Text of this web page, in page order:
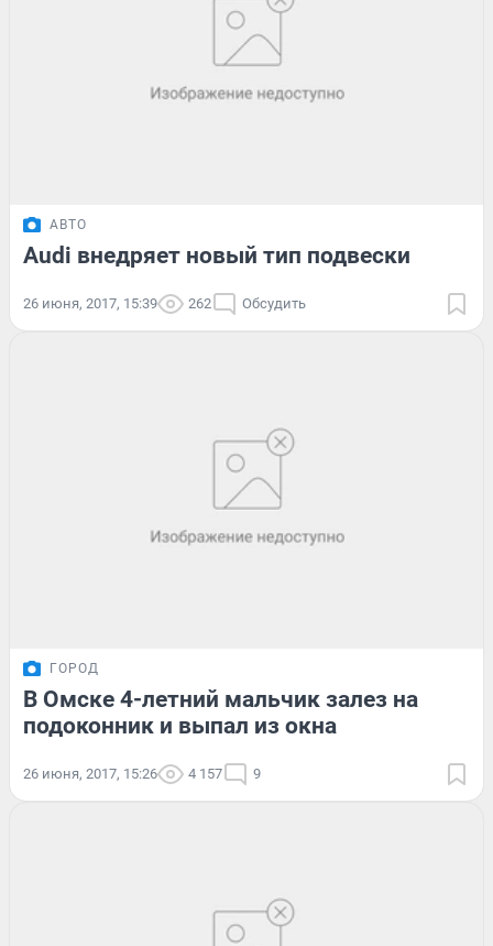
АВТО
Audi внедряет новый тип подвески
26 июня, 2017, 15:39 262 Обсудить
ГОРОД
В Омске 4-летний мальчик залез на
подоконник и выпал из окна
26 июня, 2017, 15:26 4 157 9